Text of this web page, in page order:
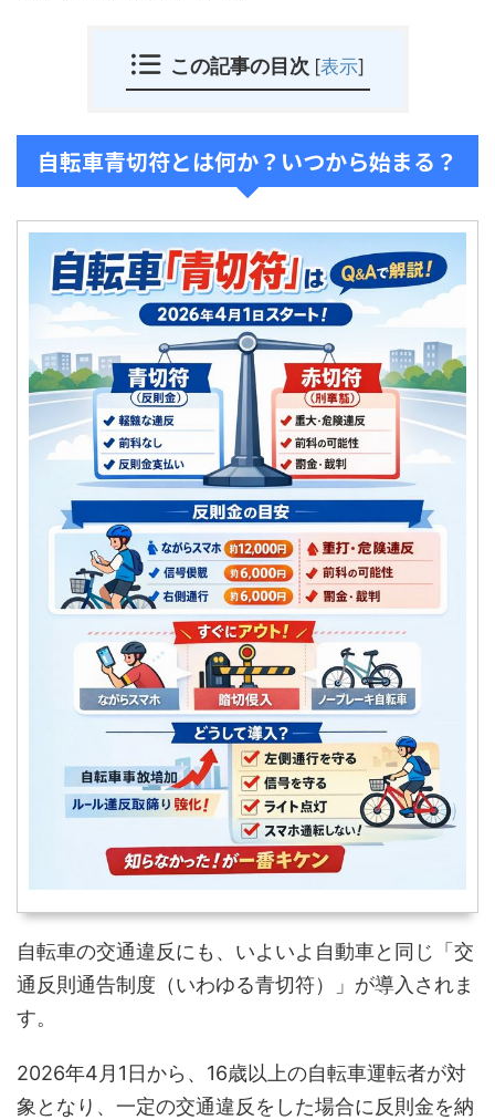
この記事の目次 [表示]
自転車青切符とは何か？いつから始まる？
自転車の交通違反にも、いよいよ自動車と同じ「交
通反則通告制度（いわゆる青切符）」が導入されま
す。
2026年4月1日から、16歳以上の自転車運転者が対
象となり、一定の交通違反をした場合に反則金を納